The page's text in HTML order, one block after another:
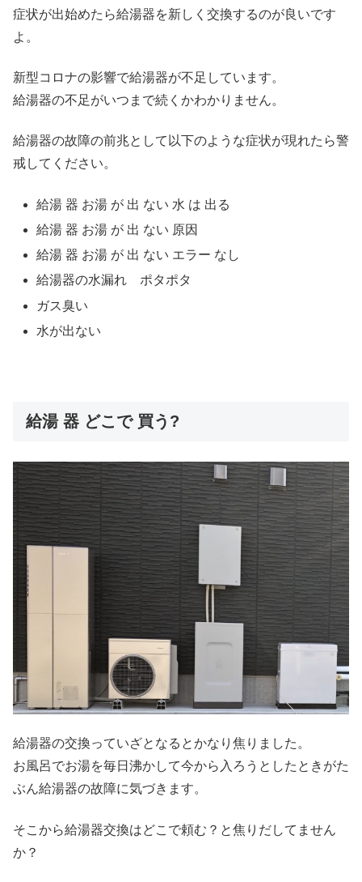
症状が出始めたら給湯器を新しく交換するのが良いです
よ。
新型コロナの影響で給湯器が不足しています。
給湯器の不足がいつまで続くかわかりません。
給湯器の故障の前兆として以下のような症状が現れたら警
戒してください。
給湯 器 お湯 が 出 ない 水 は 出る
給湯 器 お湯 が 出 ない 原因
給湯 器 お湯 が 出 ない エラー なし
給湯器の水漏れ ポタポタ
ガス臭い
水が出ない
給湯 器 どこで 買う?
給湯器の交換っていざとなるとかなり焦りました。
お風呂でお湯を毎日沸かして今から入ろうとしたときがた
ぶん給湯器の故障に気づきます。
そこから給湯器交換はどこで頼む？と焦りだしてません
か？